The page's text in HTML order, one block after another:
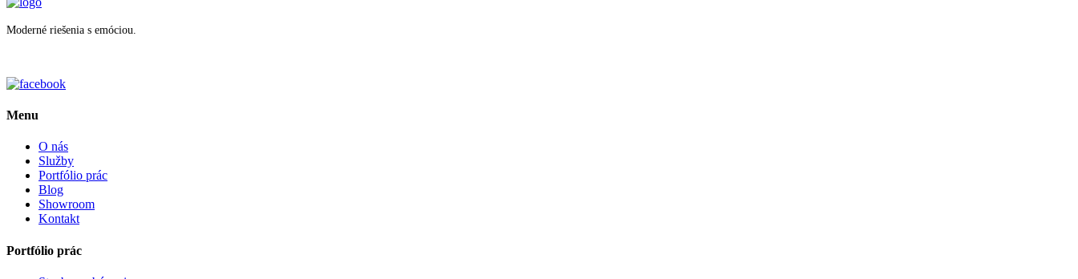
Moderné riešenia s emóciou.
Menu
O nás
Služby
Portfólio prác
Blog
Showroom
Kontakt
Portfólio prác